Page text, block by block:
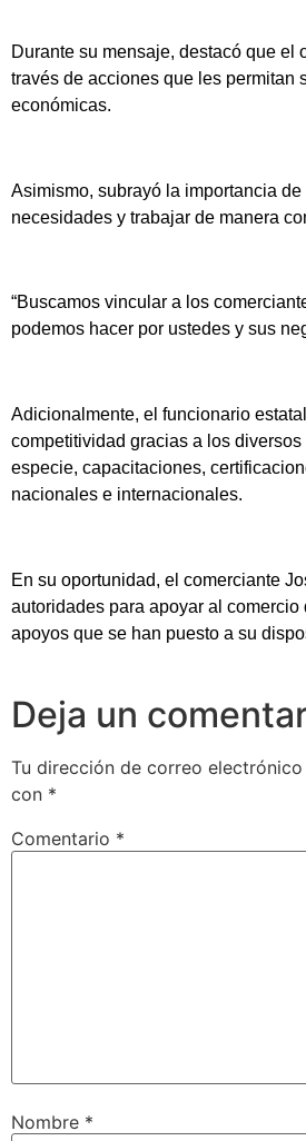
Durante su mensaje, destacó que el
través de acciones que les permitan
económicas.
Asimismo, subrayó la importancia
necesidades y trabajar de manera
“Buscamos vincular a los
podemos hacer por ustedes y sus
Adicionalmente, el funcionario
competitividad gracias a los
especie, capacitaciones,
nacionales e internacionales.
En su oportunidad, el comerciante
autoridades para apoyar al
apoyos que se han puesto a su
Deja un
Tu dirección de correo
con *
Comentario *
Nombre *